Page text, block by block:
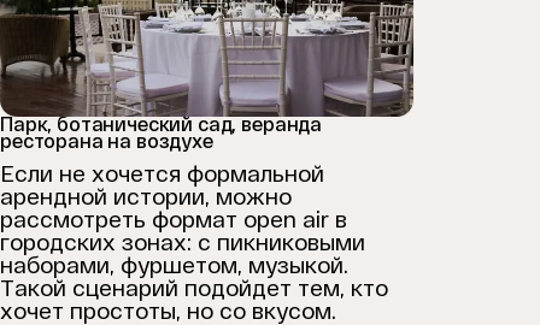
Парк, ботанический сад, веранда
ресторана на воздухе
Если не хочется формальной
арендной истории, можно
рассмотреть формат open air в
городских зонах: с пикниковыми
наборами, фуршетом, музыкой.
Такой сценарий подойдет тем, кто
хочет простоты, но со вкусом.